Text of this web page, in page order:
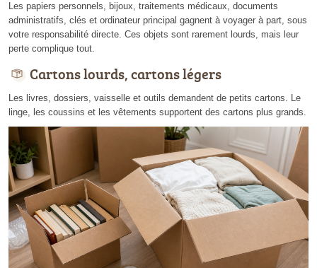
Les papiers personnels, bijoux, traitements médicaux, documents
administratifs, clés et ordinateur principal gagnent à voyager à part, sous
votre responsabilité directe. Ces objets sont rarement lourds, mais leur
perte complique tout.
Cartons lourds, cartons légers
Les livres, dossiers, vaisselle et outils demandent de petits cartons. Le
linge, les coussins et les vêtements supportent des cartons plus grands.